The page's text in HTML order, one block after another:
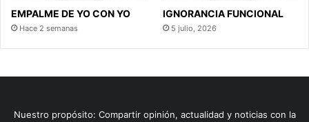
EMPALME DE YO CON YO
Hace 2 semanas
IGNORANCIA FUNCIONAL
5 julio, 2026
Nuestro propósito: Compartir opinión, actualidad y noticias con la